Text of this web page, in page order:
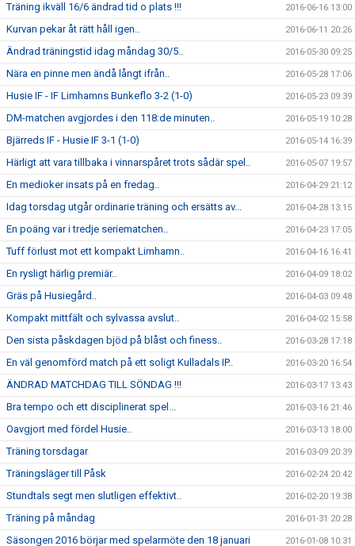
Träning ikväll 16/6 ändrad tid o plats !!! 2016-06-16 13:00
Kurvan pekar åt rätt håll igen.. 2016-06-11 20:26
Ändrad träningstid idag måndag 30/5.. 2016-05-30 09:25
Nära en pinne men ändå långt ifrån.. 2016-05-28 17:06
Husie IF - IF Limhamns Bunkeflo 3-2 (1-0) 2016-05-23 09:39
DM-matchen avgjordes i den 118:de minuten.. 2016-05-19 10:28
Bjärreds IF - Husie IF 3-1 (1-0) 2016-05-14 16:39
Härligt att vara tillbaka i vinnarspåret trots sådär spel.. 2016-05-07 19:57
En medioker insats på en fredag.. 2016-04-29 21:12
Idag torsdag utgår ordinarie träning och ersätts av... 2016-04-28 13:15
En poäng var i tredje seriematchen.. 2016-04-23 17:05
Tuff förlust mot ett kompakt Limhamn.. 2016-04-16 16:41
En rysligt härlig premiär.. 2016-04-09 18:02
Gräs på Husiegård.. 2016-04-03 09:48
Kompakt mittfält och sylvassa avslut.. 2016-04-02 15:58
Den sista påskdagen bjöd på blåst och finess.. 2016-03-28 17:18
En väl genomförd match på ett soligt Kulladals IP.. 2016-03-20 16:54
ÄNDRAD MATCHDAG TILL SÖNDAG !!! 2016-03-17 13:43
Bra tempo och ett disciplinerat spel... 2016-03-16 21:46
Oavgjort med fördel Husie.. 2016-03-13 18:00
Träning torsdagar 2016-03-09 20:39
Träningsläger till Påsk 2016-02-24 20:42
Stundtals segt men slutligen effektivt.. 2016-02-20 19:38
Träning på måndag 2016-01-31 20:28
Säsongen 2016 börjar med spelarmöte den 18 januari 2016-01-08 10:31